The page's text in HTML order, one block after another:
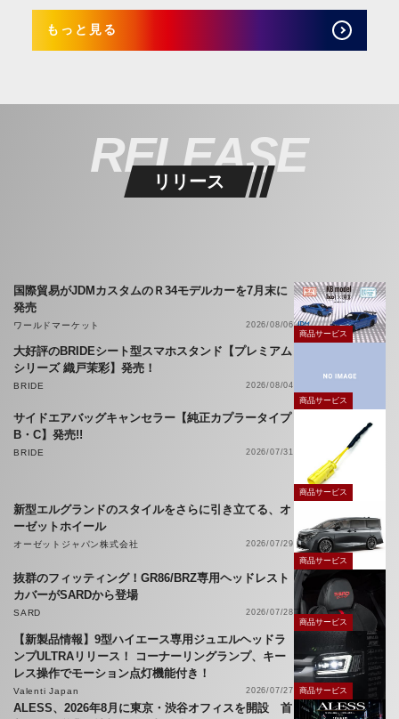
もっと見る
RELEASE
リリース
国際貿易がJDMカスタムのＲ34モデルカーを7月末に
発売
ワールドマーケット
2026/08/06
商品サービス
大好評のBRIDEシート型スマホスタンド【プレミアム
シリーズ 織戸茉彩】発売！
BRIDE
2026/08/04
商品サービス
サイドエアバッグキャンセラー【純正カプラータイプ
B・C】発売!!
BRIDE 2026/07/31
商品サービス
新型エルグランドのスタイルをさらに引き立てる、オ
ーゼットホイール
オーゼットジャパン株式会社
2026/07/29
商品サービス
抜群のフィッティング！GR86/BRZ専用ヘッドレスト
カバーがSARDから登場
SARD
2026/07/28
商品サービス
【新製品情報】9型ハイエース専用ジュエルヘッドラ
ンプULTRAリリース！ コーナーリングランプ、キー
レス操作でモーション点灯機能付き！
Valenti Japan 2026/07/27 商品サービス
ALESS、2026年8月に東京・渋谷オフィスを開設 首